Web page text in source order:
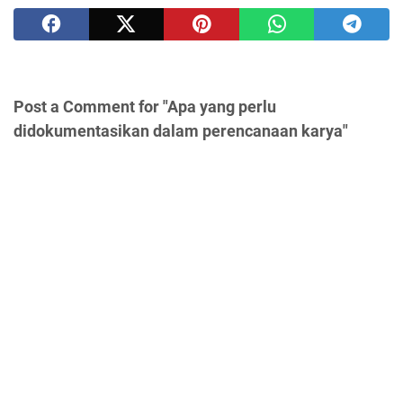
Post a Comment for "Apa yang perlu
didokumentasikan dalam perencanaan karya"